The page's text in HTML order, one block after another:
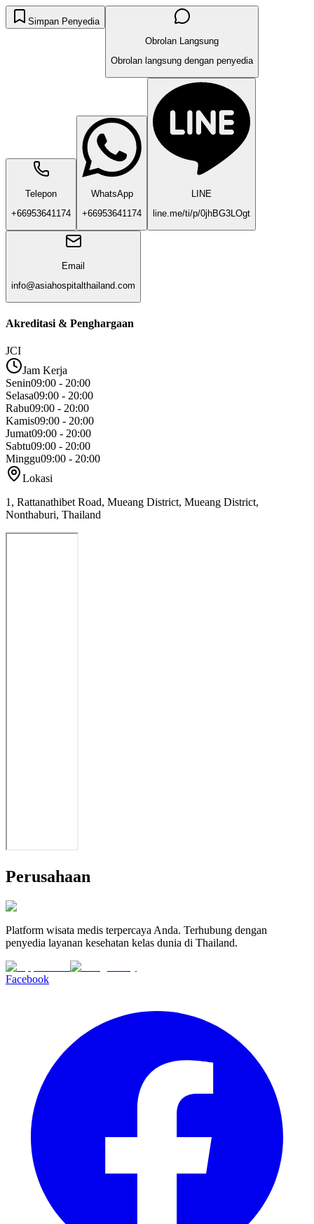
Simpan Penyedia
Obrolan Langsung
Obrolan langsung dengan penyedia
Telepon
+66953641174
WhatsApp
+66953641174
LINE
line.me/ti/p/0jhBG3LOgt
Email
info@asiahospitalthailand.com
Akreditasi & Penghargaan
JCI
Jam Kerja
Senin09:00 - 20:00
Selasa09:00 - 20:00
Rabu09:00 - 20:00
Kamis09:00 - 20:00
Jumat09:00 - 20:00
Sabtu09:00 - 20:00
Minggu09:00 - 20:00
Lokasi
1, Rattanathibet Road, Mueang District, Mueang District,
Nonthaburi, Thailand
Perusahaan
Platform wisata medis terpercaya Anda. Terhubung dengan
penyedia layanan kesehatan kelas dunia di Thailand.
Facebook